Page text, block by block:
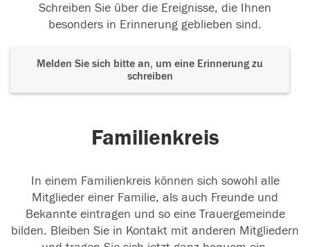
Schreiben Sie über die Ereignisse, die Ihnen
besonders in Erinnerung geblieben sind.
Melden Sie sich bitte an, um eine Erinnerung zu
schreiben
Familienkreis
In einem Familienkreis können sich sowohl alle
Mitglieder einer Familie, als auch Freunde und
Bekannte eintragen und so eine Trauergemeinde
bilden. Bleiben Sie in Kontakt mit anderen Mitgliedern